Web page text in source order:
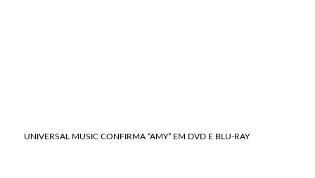
UNIVERSAL MUSIC CONFIRMA “AMY” EM DVD E BLU-RAY